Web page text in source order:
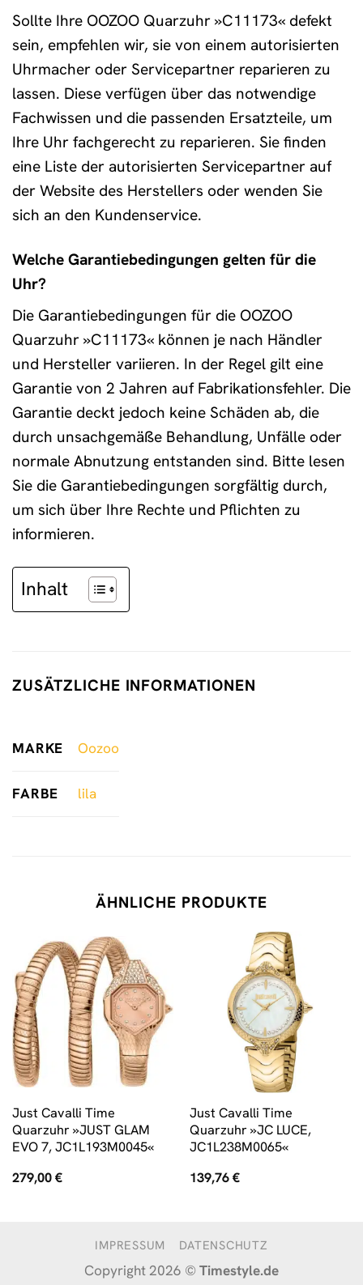
Sollte Ihre OOZOO Quarzuhr »C11173« defekt
sein, empfehlen wir, sie von einem autorisierten
Uhrmacher oder Servicepartner reparieren zu
lassen. Diese verfügen über das notwendige
Fachwissen und die passenden Ersatzteile, um
Ihre Uhr fachgerecht zu reparieren. Sie finden
eine Liste der autorisierten Servicepartner auf
der Website des Herstellers oder wenden Sie
sich an den Kundenservice.
Welche Garantiebedingungen gelten für die
Uhr?
Die Garantiebedingungen für die OOZOO
Quarzuhr »C11173« können je nach Händler
und Hersteller variieren. In der Regel gilt eine
Garantie von 2 Jahren auf Fabrikationsfehler. Die
Garantie deckt jedoch keine Schäden ab, die
durch unsachgemäße Behandlung, Unfälle oder
normale Abnutzung entstanden sind. Bitte lesen
Sie die Garantiebedingungen sorgfältig durch,
um sich über Ihre Rechte und Pflichten zu
informieren.
Inhalt
ZUSÄTZLICHE INFORMATIONEN
MARKE Oozoo
FARBE lila
ÄHNLICHE PRODUKTE
Just Cavalli Time
Quarzuhr »JUST GLAM
EVO 7, JC1L193M0045«
279,00€
Just Cavalli Time
Quarzuhr »JC LUCE,
JC1L238M0065«
139,76€
IMPRESSUM DATENSCHUTZ
Copyright 2026 ©Timestyle.de